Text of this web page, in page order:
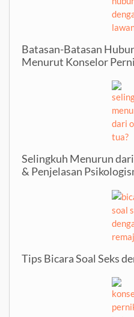
Batasan-Batasan
Menurut Konselor
Selingkuh Menurun
& Penjelasan
Tips Bicara Soal Seks